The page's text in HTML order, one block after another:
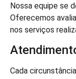
Nossa equipe se
Oferecemos
nos serviços
Cada